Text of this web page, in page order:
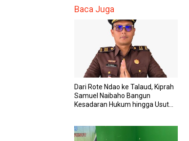
Baca Juga
Dari Rote Ndao ke Talaud, Kiprah
Samuel Naibaho Bangun
Kesadaran Hukum hingga Usut